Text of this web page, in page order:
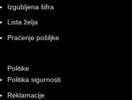
Izgubljena šifra
Lista želja
Praćenje pošiljke
Politike
Politika sigurnosti
Reklamacije